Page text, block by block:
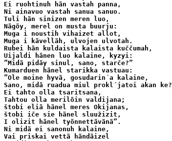
Ei ruohtinuh hän vastah panna,
Ni ainavuo vastah sanua sanuo.
Tuli hän sinizen meren luo,
Nägöy, merel on musta buurju:
Muga i noustih vihaizet allot,
Muga i kävelläh, ulvojen ulvotah.
Rubei hän kuldaista kalaista kuččumah,
Uijaldi hänen luo kalaine, kyzyi:
”Midä pidäy sinul, sano, starče?”
Kumarduen hänel starikka vastuau:
”Ole moine hyvä, gosudarin´a kalaine,
Sano, midä ruadua miul prokl´jatoi akan ke?
Ei tahto olla tsaritsana,
Tahtou olla merilöin valdijana;
štobi eliä hänel meres Okijanas,
štobi iče sie hänel sluužizit,
I olizit hänel työnnettävänä”.
Ni midä ei sanonuh kalaine,
Vai priskai vettä händäizel